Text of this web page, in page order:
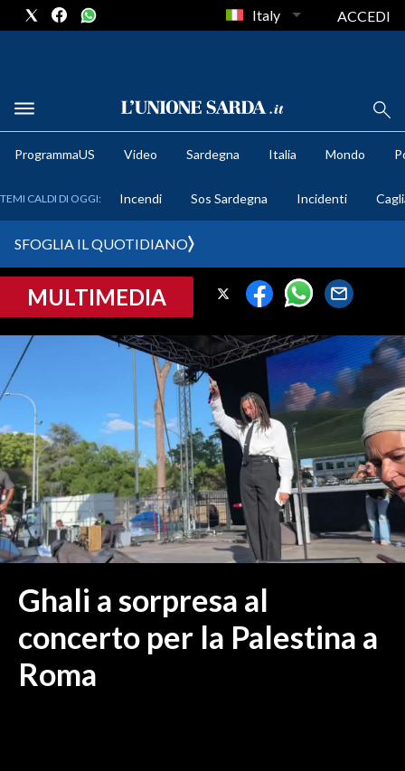
METEO
CRONACA SARDEGNA
PROVINCIA DI CAGLIARI
MEDIO CAMPIDANO
ORISTANO E PROVINCIA
SASSARI E PROVINCIA
GALLURA
NUORO E PROVINCIA
OGLIASTRA
ITALIA
MONDO
Italy ACCEDI
ProgrammaUS Video Sardegna Italia Mondo
TEMI CALDI DI OGGI: Incendi Sos Sardegna Incidenti
SFOGLIA IL QUOTIDIANO
MULTIMEDIA
Ghali a sorpresa al
concerto per la Palestina a
Roma